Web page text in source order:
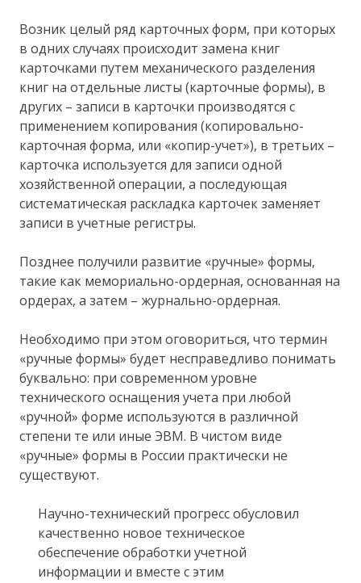
Возник целый ряд карточных форм, при которых
в одних случаях происходит замена книг
карточками путем механического разделения
книг на отдельные листы (карточные формы), в
других – записи в карточки производятся с
применением копирования (копировально-
карточная форма, или «копир-учет»), в третьих –
карточка используется для записи одной
хозяйственной операции, а последующая
систематическая раскладка карточек заменяет
записи в учетные регистры.
Позднее получили развитие «ручные» формы,
такие как мемориально-ордерная, основанная на
ордерах, а затем – журнально-ордерная.
Необходимо при этом оговориться, что термин
«ручные формы» будет несправедливо понимать
буквально: при современном уровне
технического оснащения учета при любой
«ручной» форме используются в различной
степени те или иные ЭВМ. В чистом виде
«ручные» формы в России практически не
существуют.
Научно-технический прогресс обусловил
качественно новое техническое
обеспечение обработки учетной
информации и вместе с этим